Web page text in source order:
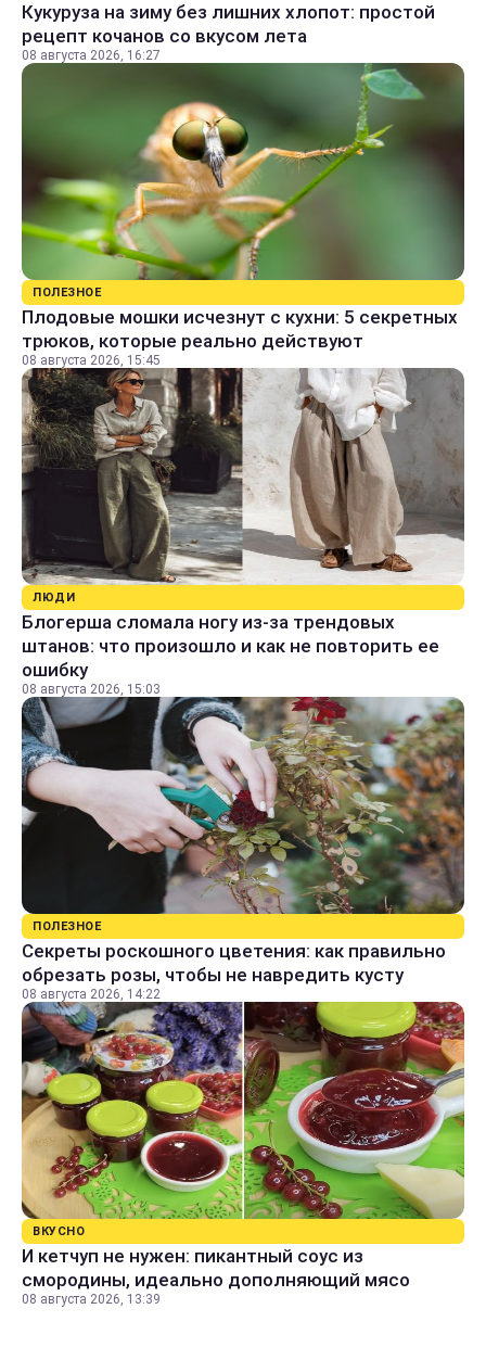
Кукуруза на зиму без лишних хлопот: простой
рецепт кочанов со вкусом лета
08 августа 2026, 16:27
ПОЛЕЗНОЕ
Плодовые мошки исчезнут с кухни: 5 секретных
трюков, которые реально действуют
08 августа 2026, 15:45
ЛЮДИ
Блогерша сломала ногу из-за трендовых
штанов: что произошло и как не повторить ее
ошибку
08 августа 2026, 15:03
ПОЛЕЗНОЕ
Секреты роскошного цветения: как правильно
обрезать розы, чтобы не навредить кусту
08 августа 2026, 14:22
ВКУСНО
И кетчуп не нужен: пикантный соус из
смородины, идеально дополняющий мясо
08 августа 2026, 13:39